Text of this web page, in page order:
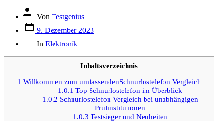
Autor
Beitrags
Von Testgenius
Datum
des
Beitrags
9. Dezember 2023
In Elektronik
Inhaltsverzeichnis
1 Willkommen zum umfassendenSchnurlostelefon Vergleich
1.0.1 Top Schnurlostelefon im Überblick
1.0.2 Schnurlostelefon Vergleich bei unabhängigen
Prüfinstitutionen
1.0.3 Testsieger und Neuheiten